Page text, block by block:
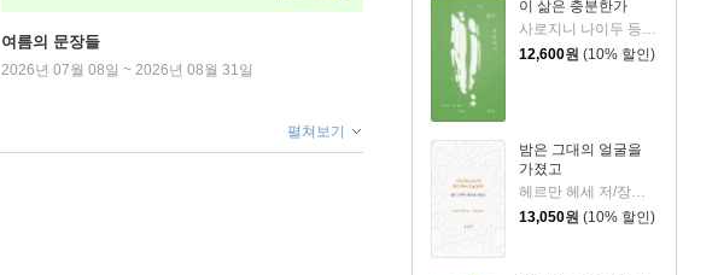
이 삶은 충분한가
사로지니 나이두 등저/최인 등역
12,600원 (10% 할인)
밤은 그대의 얼굴을
가졌고
13,050원 (10% 할인)
여름의 문장들
2026년 07월 08일 ~ 2026년 08월 31일
펼쳐보기